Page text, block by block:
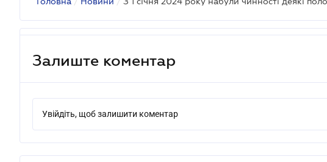
Залиште коментар
Увійдіть, щоб залишити коментар